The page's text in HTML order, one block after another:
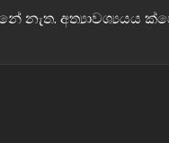
නැත. අත්‍යාවශ්‍යයය